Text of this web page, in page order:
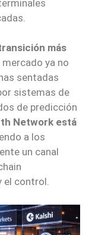
más
ya no
sentadas
sistemas de
de predicción
Network está
a los
un canal
el control.